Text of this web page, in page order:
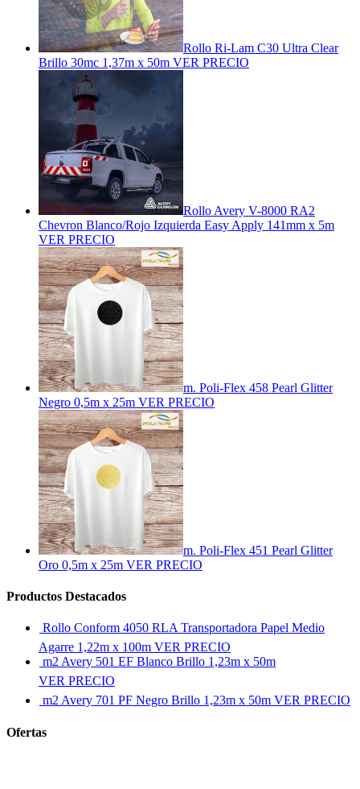
Rollo Ri-Lam C30 Ultra Clear
Brillo 30mc 1,37m x 50m VER PRECIO
Rollo Avery V-8000 RA2
Chevron Blanco/Rojo Izquierda Easy Apply 141mm x 5m
VER PRECIO
m. Poli-Flex 458 Pearl Glitter
Negro 0,5m x 25m VER PRECIO
m. Poli-Flex 451 Pearl Glitter
Oro 0,5m x 25m VER PRECIO
Productos Destacados
Rollo Conform 4050 RLA Transportadora Papel Medio
Agarre 1,22m x 100m VER PRECIO
m2 Avery 501 EF Blanco Brillo 1,23m x 50m
VER PRECIO
m2 Avery 701 PF Negro Brillo 1,23m x 50m VER PRECIO
Ofertas